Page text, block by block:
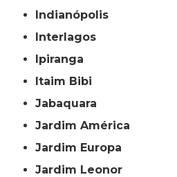
Indianópolis
Interlagos
Ipiranga
Itaim Bibi
Jabaquara
Jardim América
Jardim Europa
Jardim Leonor